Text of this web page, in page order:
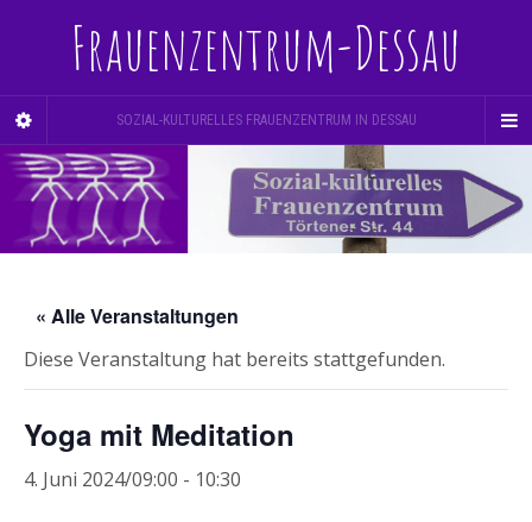
Frauenzentrum-Dessau
SOZIAL-KULTURELLES FRAUENZENTRUM IN DESSAU
« Alle Veranstaltungen
Diese Veranstaltung hat bereits stattgefunden.
Yoga mit Meditation
4. Juni 2024/09:00 - 10:30